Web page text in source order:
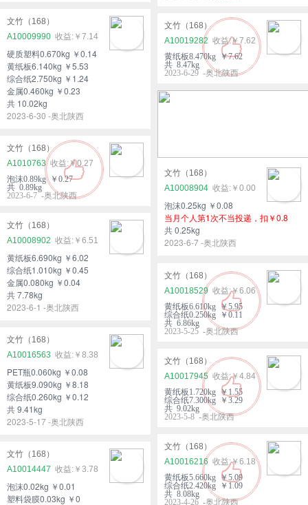
文竹（168）
A10009990
￥7.14
硬质塑料0.670kg ￥0.14
黄纸板6.140kg ￥5.53
综合纸2.750kg ￥1.24
金属0.460kg ￥0.23
共 10.02kg
2023-6-30 -奥北陕西
文竹（168）
A10019282
￥7.62
黄纸板8.470kg ￥7.62
共 8.47kg
2023-6-29 -奥北陕西
文竹（168）
A10008904
￥0.00
泡沫0.25kg ￥0.08
当月个人第1次不当投递，扣￥0.8
共 0.25kg
2023-6-7 -奥北陕西
文竹（168）
A1010763
￥0.27
泡沫0.89kg ￥0.27
共 0.89kg
2023-6-7 -奥北陕西
文竹（168）
A10008902
￥6.51
黄纸板6.690kg ￥6.02
综合纸1.010kg ￥0.45
金属0.080kg ￥0.04
共 7.78kg
2023-6-1 -奥北陕西
文竹（168）
A10018529
￥6.06
黄纸板6.610kg ￥5.95
综合纸0.250kg ￥0.11
共 6.86kg
2023-5-25 -奥北陕西
文竹（168）
A10016563
￥8.38
PET瓶0.060kg ￥0.08
黄纸板9.090kg ￥8.18
综合纸0.260kg ￥0.12
共 9.41kg
2023-5-17 -奥北陕西
文竹（168）
A10017945
￥4.84
黄纸板1.720kg ￥1.55
综合纸7.300kg ￥3.29
共 9.02kg
2023-5-8 -奥北陕西
文竹（168）
A10016216
￥6.18
黄纸板5.660kg ￥5.09
综合纸2.420kg ￥1.09
共 8.08kg
2023-4-26 -奥北陕西
文竹（168）
A10014447
￥3.78
泡沫0.02kg ￥0.01
塑料袋膜0.03kg ￥0